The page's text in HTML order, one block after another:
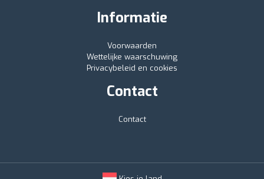
Informatie
Voorwaarden
Wettelijke waarschuwing
Privacybeleid en cookies
Contact
Contact